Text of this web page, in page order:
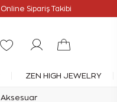
Online Sipariş Takibi
ZEN HIGH JEWELRY
Aksesuar